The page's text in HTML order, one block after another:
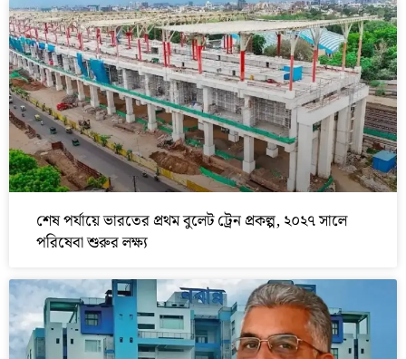
শেষ পর্যায়ে ভারতের প্রথম বুলেট ট্রেন প্রকল্প, ২০২৭ সালে
পরিষেবা শুরুর লক্ষ্য